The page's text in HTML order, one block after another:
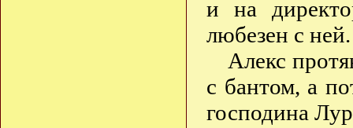
и на
любезен с ней.
Алекс
с бантом, а
господина